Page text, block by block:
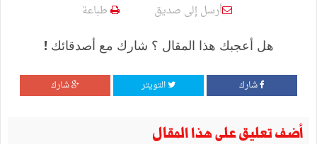
أرسل إلى صديق طباعة
هل أعجبك هذا المقال ؟ شارك مع أصدقائك !
شارك التويتر شارك
أضف تعليق على هذا المقال